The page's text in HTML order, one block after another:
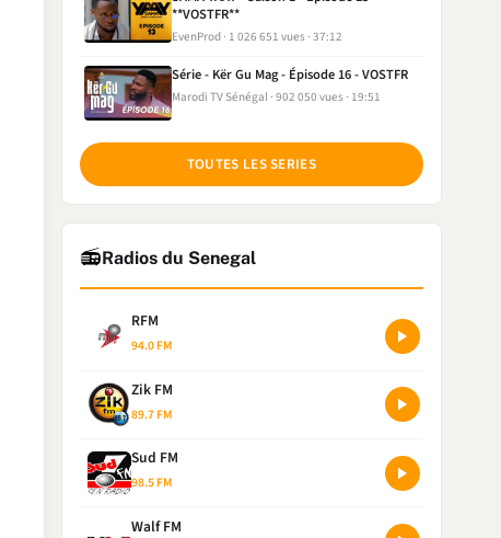
**VOSTFR**
EvenProd 1 026 651 vues 37:12
Série - Kër Gu Mag - Épisode 16 - VOSTFR
Marodi TV Sénégal 902 050 vues 19:51
TOUTES LES SERIES
📻Radios du Senegal
RFM
94.0 FM
Zik FM
89.7 FM
Sud FM
98.5 FM
Walf FM